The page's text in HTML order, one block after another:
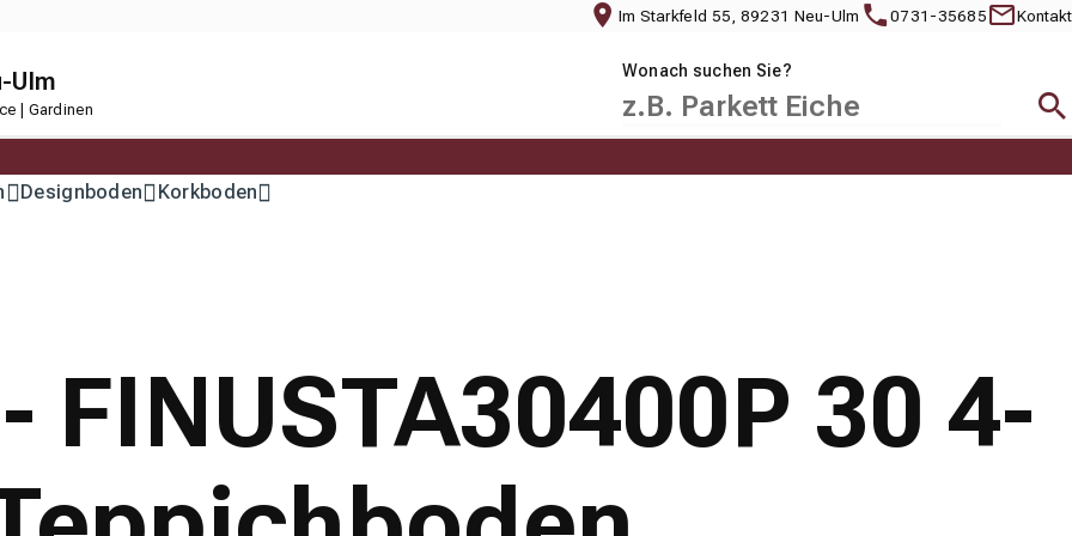
Im Starkfeld 55, 89231 Neu-Ulm 0731-35685 Kontakt
Ulm
| Gardinen
Wonach suchen Sie?
Designboden Korkboden
FINUSTA30400P 30 4-